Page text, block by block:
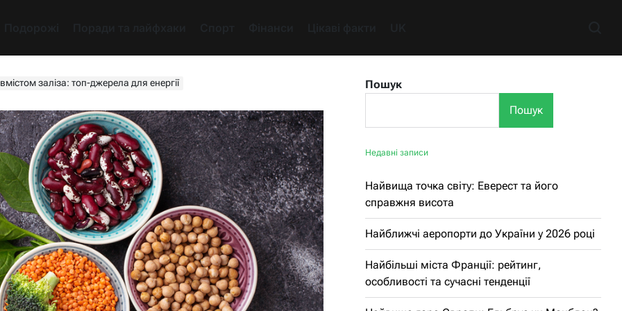
заліза: топ-джерела для енергії
Пошук
Пошук
Недавні записи
Найвища точка світу: Еверест та його
справжня висота
Найближчі аеропорти до України у 2026 році
Найбільші міста Франції: рейтинг,
особливості та сучасні тенденції